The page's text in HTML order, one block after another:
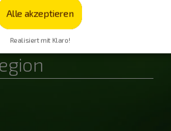
Alle akzeptieren
Realisiert mit Klaro!